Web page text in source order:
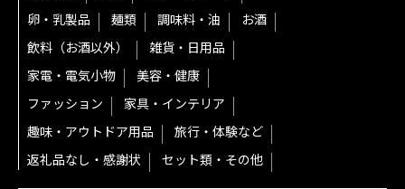
卵・乳製品
麺類 調味料・油
お酒
飲料（お酒以外）
雑貨・日用品
家電・電気小物
美容・健康
ファッション
家具・インテリア
趣味・アウトドア用品
旅行・体験など
返礼品なし・感謝状
セット類・その他